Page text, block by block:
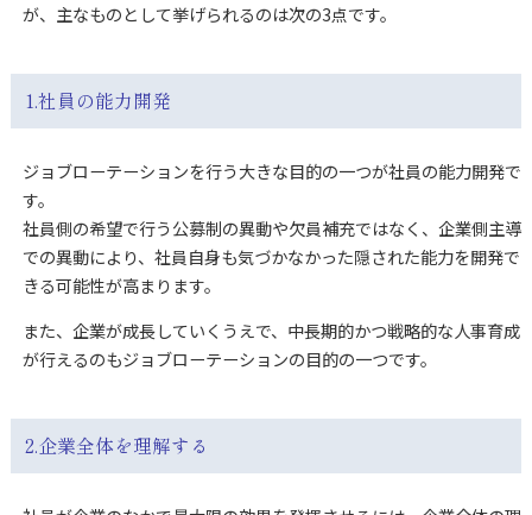
が、主なものとして挙げられるのは次の3点です。
1.社員の能力開発
ジョブローテーションを行う大きな目的の一つが社員の能力開発で
す。
社員側の希望で行う公募制の異動や欠員補充ではなく、企業側主導
での異動により、社員自身も気づかなかった隠された能力を開発で
きる可能性が高まります。
また、企業が成長していくうえで、中長期的かつ戦略的な人事育成
が行えるのもジョブローテーションの目的の一つです。
2.企業全体を理解する